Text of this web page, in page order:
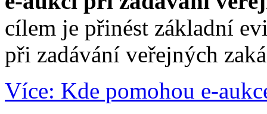
cílem je přinést základní
při zadávání veřejných
Více: Kde pomohou e-